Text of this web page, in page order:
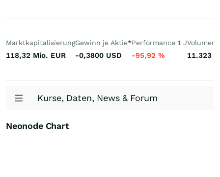
Marktkapitalisierung
118,32 Mio. EUR
Gewinn je Aktie*
-0,3800 USD
Performance 1 J
-95,92 %
Volumen
11.323
Kurse, Daten, News & Forum
Neonode Chart